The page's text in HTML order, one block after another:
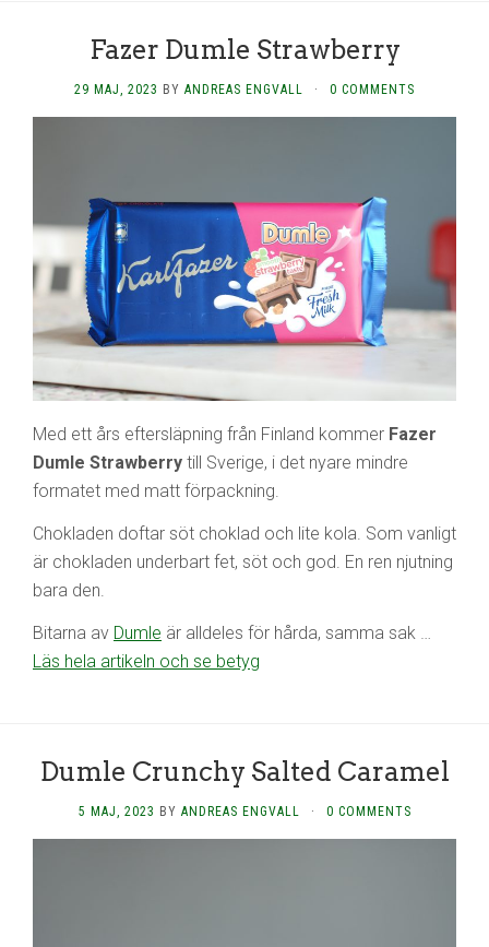
Fazer Dumle Strawberry
29 MAJ, 2023 BY ANDREAS ENGVALL · 0 COMMENTS
Med ett års eftersläpning från Finland kommer Fazer
Dumle Strawberry till Sverige, i det nyare mindre
formatet med matt förpackning.
Chokladen doftar söt choklad och lite kola. Som vanligt
är chokladen underbart fet, söt och god. En ren njutning
bara den.
Bitarna av Dumle är alldeles för hårda, samma sak …
Läs hela artikeln och se betyg
Dumle Crunchy Salted Caramel
5 MAJ, 2023 BY ANDREAS ENGVALL · 0 COMMENTS